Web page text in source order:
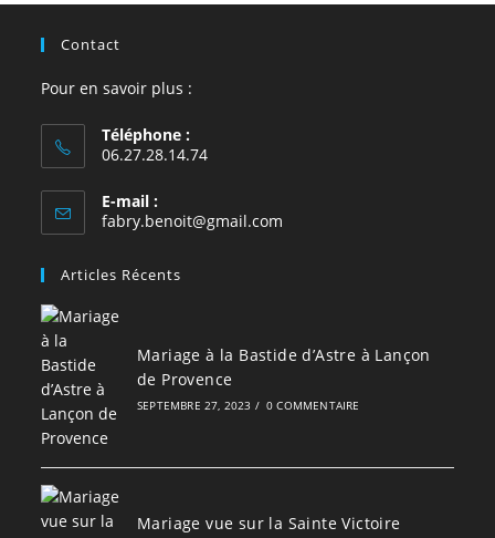
Contact
Pour en savoir plus :
Téléphone :
06.27.28.14.74
E-mail :
fabry.benoit@gmail.com
Articles Récents
Mariage à la Bastide d’Astre à Lançon
de Provence
SEPTEMBRE 27, 2023 / 0 COMMENTAIRE
Mariage vue sur la Sainte Victoire